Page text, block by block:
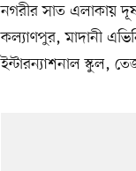
নগরীর সাত এলাকায়
কল্যাণপুর, মাদানী
ইন্টারন্যাশনাল স্কুল,